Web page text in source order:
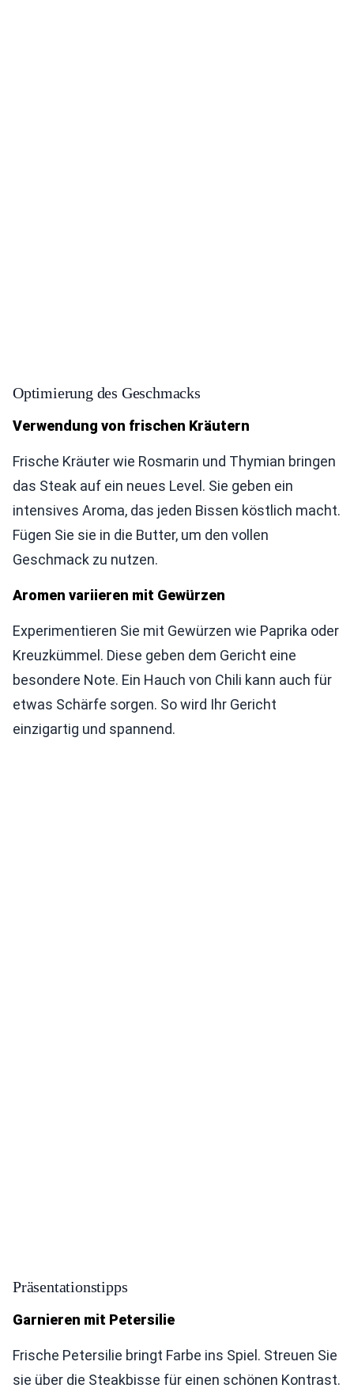
Optimierung des Geschmacks
Verwendung von frischen Kräutern
Frische Kräuter wie Rosmarin und Thymian bringen
das Steak auf ein neues Level. Sie geben ein
intensives Aroma, das jeden Bissen köstlich macht.
Fügen Sie sie in die Butter, um den vollen
Geschmack zu nutzen.
Aromen variieren mit Gewürzen
Experimentieren Sie mit Gewürzen wie Paprika oder
Kreuzkümmel. Diese geben dem Gericht eine
besondere Note. Ein Hauch von Chili kann auch für
etwas Schärfe sorgen. So wird Ihr Gericht
einzigartig und spannend.
Präsentationstipps
Garnieren mit Petersilie
Frische Petersilie bringt Farbe ins Spiel. Streuen Sie
sie über die Steakbisse für einen schönen Kontrast.